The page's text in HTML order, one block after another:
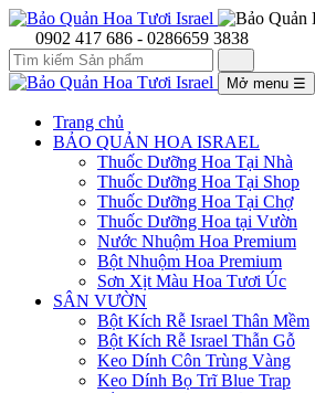
0902 417 686 - 0286659 3838
Mở menu ☰
Trang chủ
BẢO QUẢN HOA ISRAEL
Thuốc Dưỡng Hoa Tại Nhà
Thuốc Dưỡng Hoa Tại Shop
Thuốc Dưỡng Hoa Tại Chợ
Thuốc Dưỡng Hoa tại Vườn
Nước Nhuộm Hoa Premium
Bột Nhuộm Hoa Premium
Sơn Xịt Màu Hoa Tươi Úc
SÂN VƯỜN
Bột Kích Rễ Israel Thân Mềm
Bột Kích Rễ Israel Thẫn Gỗ
Keo Dính Côn Trùng Vàng
Keo Dính Bọ Trĩ Blue Trap